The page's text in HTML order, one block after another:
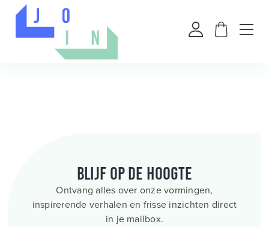
Blijf op de hoogte
Ontvang alles over onze vormingen,
inspirerende verhalen en frisse inzichten direct
in je mailbox.